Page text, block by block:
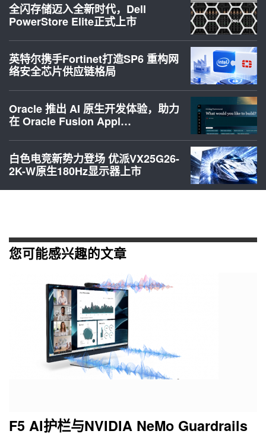
全闪存储迈入全新时代，Dell
PowerStore Elite正式上市
英特尔携手Fortinet打造SP6 重构网
络安全芯片供应链格局
Oracle 推出 AI 原生开发体验，助力
在 Oracle Fusion Appl…
白色电竞新势力登场 优派VX25G26-
2K-W原生180Hz显示器上市
您可能感兴趣的文章
F5 AI护栏与NVIDIA NeMo Guardrails